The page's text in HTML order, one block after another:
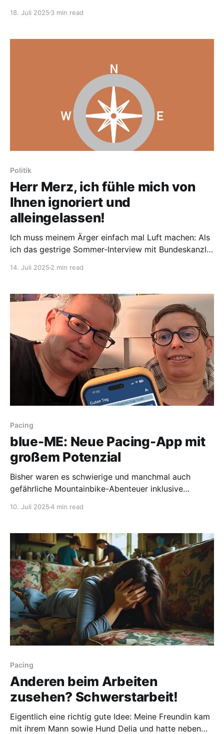
Umgang mit Medien und Emotionen. Gerade aus
Begleitung wünschenswert. Allerdings hat der
18. Juli 2025 3 min read
Politik
Herr Merz, ich fühle mich von
Ihnen ignoriert und
alleingelassen!
Ich muss meinem Ärger einfach mal Luft machen: Als
ich das gestrige Sommer-Interview mit Bundeskanzler
schwerst an ME/CFS erkrankt war, Sterbehilfe in
14. Juli 2025 2 min read
Pacing
blue-ME: Neue Pacing-App mit
großem Potenzial
Bisher waren es schwierige und manchmal auch
gefährliche Mountainbike-Abenteuer inklusive
wieder erholt hat, war nichts mehr wie vorher. Doch
die beiden lassen sich nicht unterkriegen
10. Juli 20254 min read
Pacing
Anderen beim Arbeiten
zusehen? Schwerstarbeit!
Eigentlich eine richtig gute Idee: Meine Freundin kam
mit ihrem Mann sowie Hund Delia und hatte neben